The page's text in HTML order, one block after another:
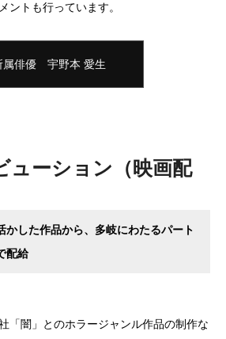
ントも行っています。
属俳優 宇野本 愛生
ューション（映画配
かした作品から、多岐にわたるパート
配給
「闇」とのホラージャンル作品の制作な